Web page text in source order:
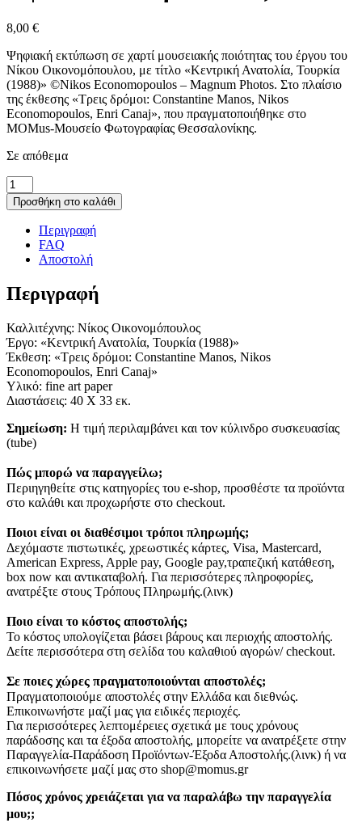
8,00 €
Ψηφιακή εκτύπωση σε χαρτί μουσειακής ποιότητας του έργου του
Νίκου Οικονομόπουλου, με τίτλο «Κεντρική Ανατολία, Τουρκία
(1988)» ©Nikos Economopoulos – Magnum Photos. Στο πλαίσιο
της έκθεσης «Τρεις δρόμοι: Constantine Manos, Nikos
Economopoulos, Enri Canaj», που πραγματοποιήθηκε στο
MOMus-Μουσείο Φωτογραφίας Θεσσαλονίκης.
Σε απόθεμα
Αφίσα
Οικονομόπουλος
ποσότητα
Προσθήκη στο καλάθι
Περιγραφή
FAQ
Αποστολή
Περιγραφή
Καλλιτέχνης: Νίκος Οικονομόπουλος
Έργο: «Κεντρική Ανατολία, Τουρκία (1988)»
Έκθεση: «Τρεις δρόμοι: Constantine Manos, Nikos
Economopoulos, Enri Canaj»
Υλικό: fine art paper
Διαστάσεις: 40 Χ 33 εκ.
Σημείωση: Η τιμή περιλαμβάνει και τον κύλινδρο συσκευασίας
(tube)
Πώς μπορώ να παραγγείλω;
Περιηγηθείτε στις κατηγορίες του e-shop, προσθέστε τα προϊόντα
στο καλάθι και προχωρήστε στο checkout.
Ποιοι είναι οι διαθέσιμοι τρόποι πληρωμής;
Δεχόμαστε πιστωτικές, χρεωστικές κάρτες, Visa, Mastercard,
American Express, Apple pay, Google pay,τραπεζική κατάθεση,
box now και αντικαταβολή. Για περισσότερες πληροφορίες,
ανατρέξτε στους Τρόπους Πληρωμής.(λινκ)
Ποιο είναι το κόστος αποστολής;
Το κόστος υπολογίζεται βάσει βάρους και περιοχής αποστολής.
Δείτε περισσότερα στη σελίδα του καλαθιού αγορών/ checkout.
Σε ποιες χώρες πραγματοποιούνται αποστολές;
Πραγματοποιούμε αποστολές στην Ελλάδα και διεθνώς.
Επικοινωνήστε μαζί μας για ειδικές περιοχές.
Για περισσότερες λεπτομέρειες σχετικά με τους χρόνους
παράδοσης και τα έξοδα αποστολής, μπορείτε να ανατρέξετε στην
Παραγγελία-Παράδοση Προϊόντων-Έξοδα Αποστολής.(λινκ) ή να
επικοινωνήσετε μαζί μας στο shop@momus.gr
Πόσος χρόνος χρειάζεται για να παραλάβω την παραγγελία
μου;;